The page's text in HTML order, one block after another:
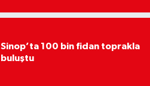
Sinop’ta 100 bin fidan toprakla
buluştu